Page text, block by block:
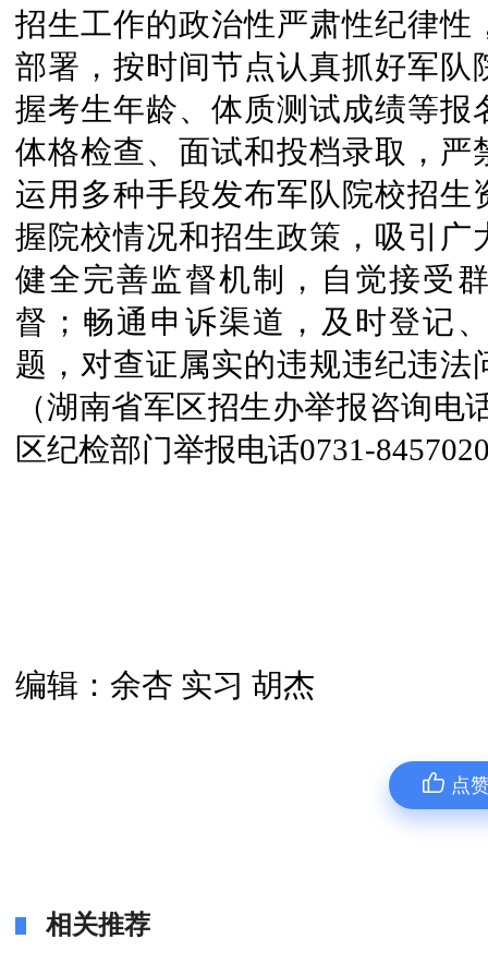
招生工作的政治性严肃性纪律
部署，按时间节点认真抓好军
握考生年龄、体质测试成绩等
体格检查、面试和投档录取，
运用多种手段发布军队院校招
握院校情况和招生政策，吸引
健全完善监督机制，自觉接受
督；畅通申诉渠道，及时登记
题，对查证属实的违规违纪违
（湖南省军区招生办举报咨询电
区纪检部门举报电话0731-
编辑：余杏 实习 胡杰
点
相关推荐